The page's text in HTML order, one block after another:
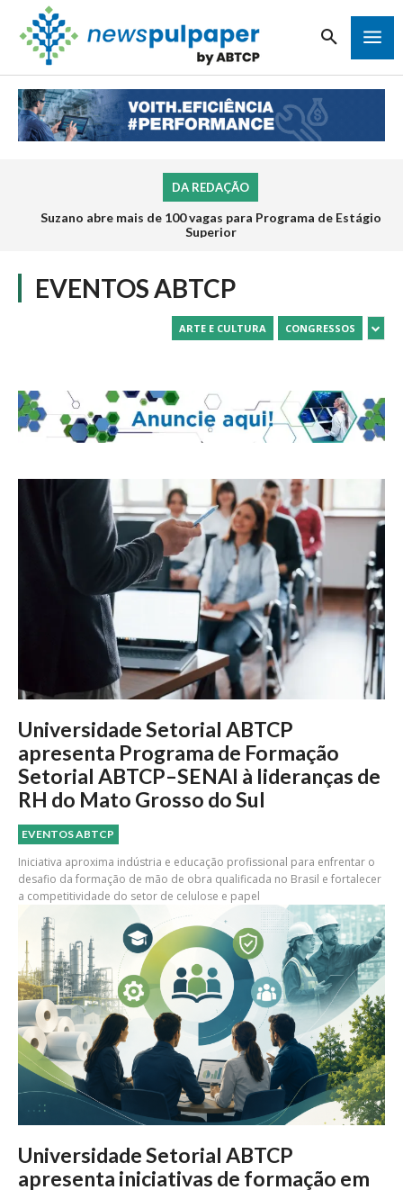
DA REDAÇÃO
Suzano abre mais de 100 vagas para Programa de Estágio
Superior
Inscrições para o Programa de Estágio 2026 da Veracel
abrem na próxima semana
EVENTOS ABTCP
ARTE E CULTURA CONGRESSOS
Universidade Setorial ABTCP
apresenta Programa de Formação
Setorial ABTCP–SENAI à lideranças de
RH do Mato Grosso do Sul
EVENTOS ABTCP
Iniciativa aproxima indústria e educação profissional para enfrentar o
desafio da formação de mão de obra qualificada no Brasil e fortalecer
a competitividade do setor de celulose e papel
Universidade Setorial ABTCP
apresenta iniciativas de formação em